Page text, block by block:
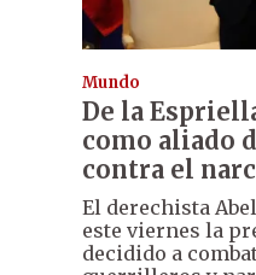
Mundo
De la
como aliado
contra el
El derechista
este viernes la
decidido a